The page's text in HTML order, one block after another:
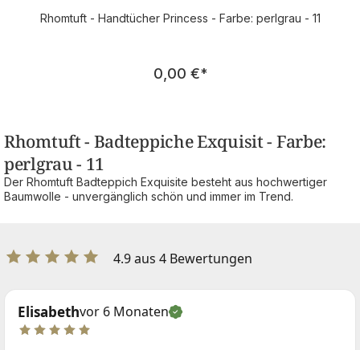
Rhomtuft - Handtücher Princess - Farbe: perlgrau - 11
Regulärer Preis:
0,00 €*
Rhomtuft - Badteppiche Exquisit - Farbe:
perlgrau - 11
Der Rhomtuft Badteppich Exquisite besteht aus hochwertiger
Baumwolle - unvergänglich schön und immer im Trend.
4.9 aus 4 Bewertungen
Elisabethvor 6 Monaten